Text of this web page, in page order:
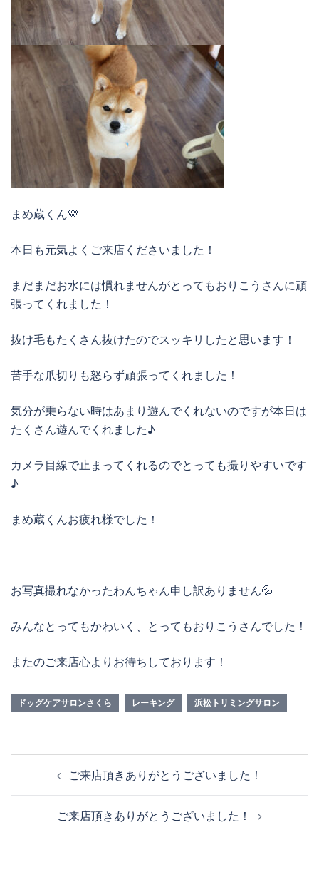
まめ蔵くん💛
本日も元気よくご来店くださいました！
まだまだお水には慣れませんがとってもおりこうさんに頑
張ってくれました！
抜け毛もたくさん抜けたのでスッキリしたと思います！
苦手な爪切りも怒らず頑張ってくれました！
気分が乗らない時はあまり遊んでくれないのですが本日は
たくさん遊んでくれました♪
カメラ目線で止まってくれるのでとっても撮りやすいです
♪
まめ蔵くんお疲れ様でした！
お写真撮れなかったわんちゃん申し訳ありません💦
みんなとってもかわいく、とってもおりこうさんでした！
またのご来店心よりお待ちしております！
ドッグケアサロンさくら レーキング 浜松トリミングサロン
ご来店頂きありがとうございました！
ご来店頂きありがとうございました！